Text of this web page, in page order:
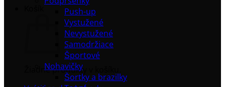
Žiadne produkty v košíku.
Push-up
Vystužené
Nevystužené
Samodržiace
Športové
Nohavičky
Šortky a brazilky